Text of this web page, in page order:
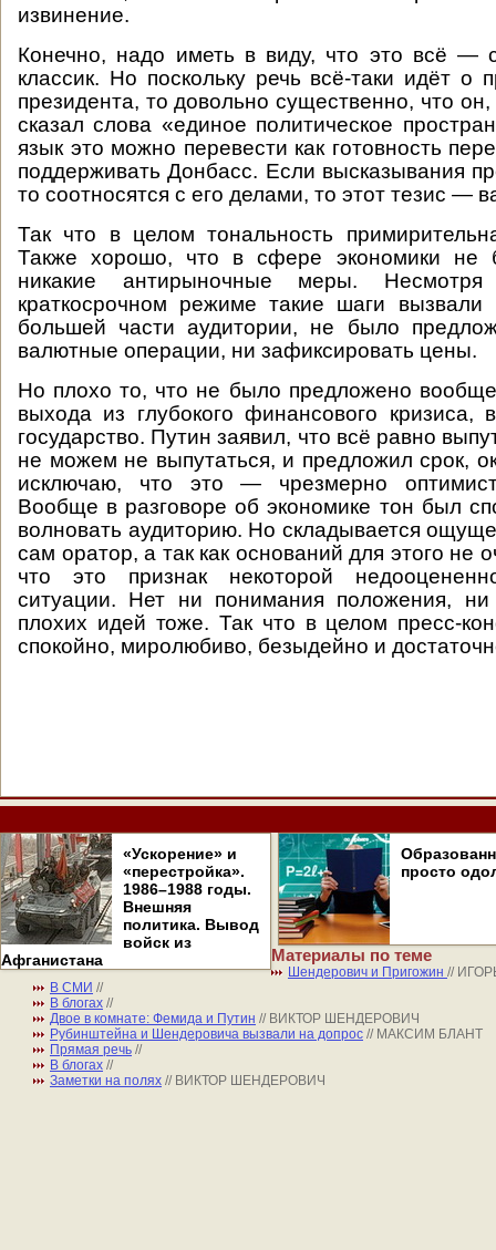
извинение.
Конечно, надо иметь в виду, что это всё —
классик. Но поскольку речь всё-таки идёт о
президента, то довольно существенно, что
сказал слова «единое политическое
язык это можно перевести как готовность
поддерживать Донбасс. Если высказывания
то соотносятся с его делами, то этот тезис —
Так что в целом тональность
Также хорошо, что в сфере экономики не
никакие антирыночные меры.
краткосрочном режиме такие шаги вызвали
большей части аудитории, не было
валютные операции, ни зафиксировать цены.
Но плохо то, что не было предложено вообще
выхода из глубокого финансового кризиса,
государство. Путин заявил, что всё равно
не можем не выпутаться, и предложил срок,
исключаю, что это — чрезмерно
Вообще в разговоре об экономике тон был
волновать аудиторию. Но складывается
сам оратор, а так как оснований для этого не
что это признак некоторой
ситуации. Нет ни понимания положения,
плохих идей тоже. Так что в целом пресс-
спокойно, миролюбиво, безыдейно и
«Ускорение» и
«перестройка».
1986–1988 годы.
Внешняя
политика. Вывод
войск из
Афганистана
просто
Материалы по теме
Шендерович и Пригожин //
В СМИ //
В блогах //
Двое в комнате: Фемида и Путин // ВИКТОР ШЕНДЕРОВИЧ
Рубинштейна и Шендеровича вызвали на допрос // МАКСИМ БЛАНТ
Прямая речь //
В блогах //
Заметки на полях // ВИКТОР ШЕНДЕРОВИЧ